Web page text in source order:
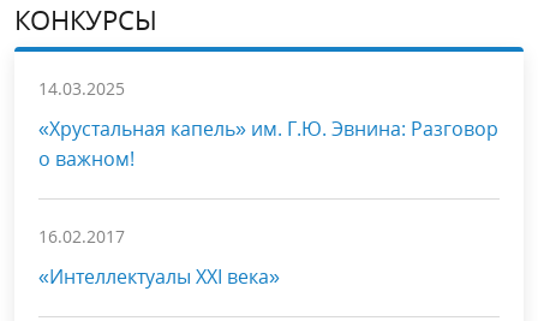
КОНКУРСЫ
14.03.2025
«Хрустальная капель» им. Г.Ю. Эвнина: Разговор
о важном!
16.02.2017
«Интеллектуалы XXI века»